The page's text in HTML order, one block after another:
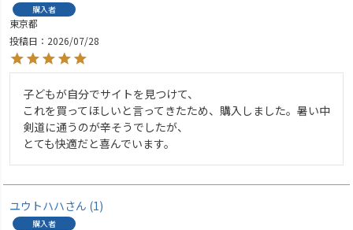
購入者
東京都
投稿日
2026/07/28
子どもが自分でサイトを見つけて、
これを買ってほしいと言ってきたため、購入しました。暑い中
剣道に通うのが辛そうでしたが、
とても快適だと喜んでいます。
ユウトハハ 1
購入者